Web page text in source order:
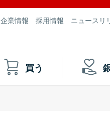
企業情報 採用情報 ニュースリ
買う